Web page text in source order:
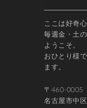
ここは好奇
毎週金・土
ようこそ。
おひとり様
ます。
〒460-0005
名古屋市中